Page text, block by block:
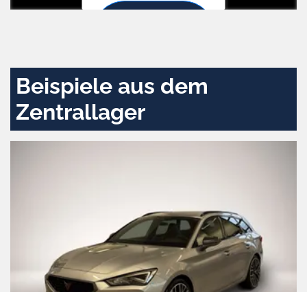
Beispiele aus dem
Zentrallager